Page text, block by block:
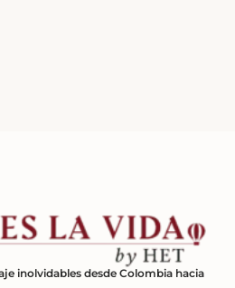
inolvidables desde Colombia hacia